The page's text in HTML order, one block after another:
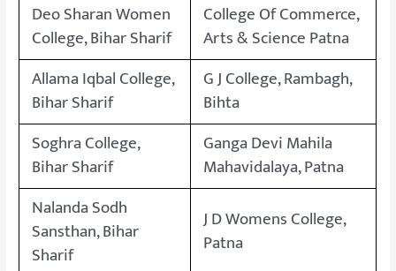
Deo Sharan Women
College, Bihar Sharif
College Of Commerce,
Arts & Science Patna
Allama Iqbal College,
Bihar Sharif
G J College, Rambagh,
Bihta
Soghra College,
Bihar Sharif
Ganga Devi Mahila
Mahavidalaya, Patna
Nalanda Sodh
Sansthan, Bihar
Sharif
J D Womens College,
Patna